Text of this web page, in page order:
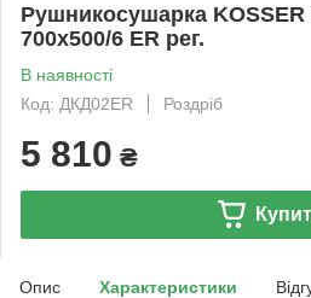
Рушникосушарка KOSSER
700х500/6 ER рег.
В наявності
Код: ДКД02ЕR
Роздріб
5 810 ₴
Опис Характеристики